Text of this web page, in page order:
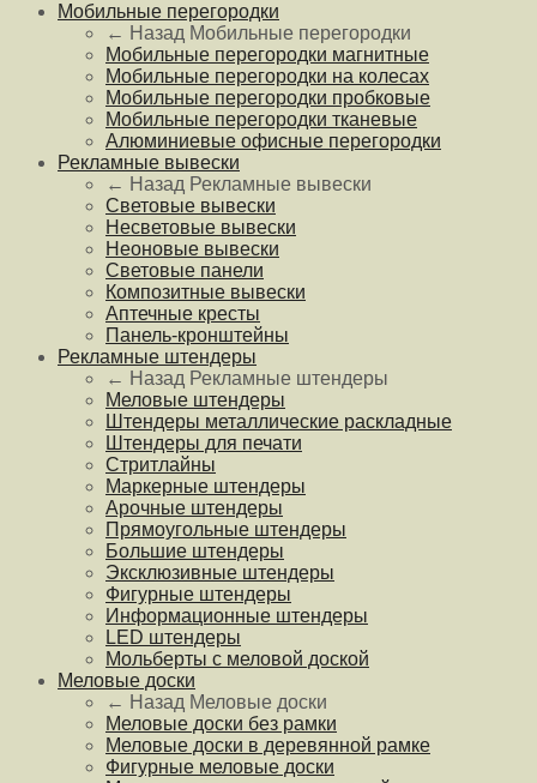
Мобильные перегородки
← Назад Мобильные перегородки
Мобильные перегородки магнитные
Мобильные перегородки на колесах
Мобильные перегородки пробковые
Мобильные перегородки тканевые
Алюминиевые офисные перегородки
Рекламные вывески
← Назад Рекламные вывески
Световые вывески
Несветовые вывески
Неоновые вывески
Световые панели
Композитные вывески
Аптечные кресты
Панель-кронштейны
Рекламные штендеры
← Назад Рекламные штендеры
Меловые штендеры
Штендеры металлические раскладные
Штендеры для печати
Стритлайны
Маркерные штендеры
Арочные штендеры
Прямоугольные штендеры
Большие штендеры
Эксклюзивные штендеры
Фигурные штендеры
Информационные штендеры
LED штендеры
Мольберты с меловой доской
Меловые доски
← Назад Меловые доски
Меловые доски без рамки
Меловые доски в деревянной рамке
Фигурные меловые доски